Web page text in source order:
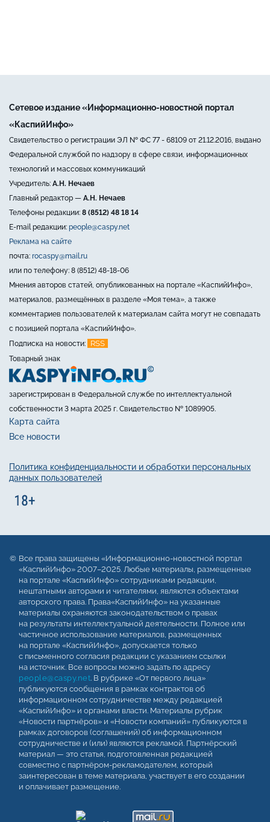
Сетевое издание «Информационно-новостной портал
«КаспийИнфо»
Свидетельство о регистрации ЭЛ № ФС 77 - 68109 от 21.12.2016, выдано
Федеральной службой по надзору в сфере связи, информационных
технологий и массовых коммуникаций
Учредитель: А.Н. Нечаев
Главный редактор — А.Н. Нечаев
Телефоны редакции: 8 (8512) 48 18 14
E-mail редакции: people@caspy.net
Реклама на сайте
почта: rocaspy@mail.ru
или по телефону: 8 (8512) 48-18-06
Мнения авторов статей, опубликованных на портале «КаспийИнфо»,
материалов, размещённых в разделе «Моя тема», а также
комментариев пользователей к материалам сайта могут не совпадать
с позицией портала «КаспийИнфо».
Подписка на новости:
RSS
Товарный знак
зарегистрирован в Федеральной службе по интеллектуальной
собственности 3 марта 2025 г. Свидетельство № 1089905.
Карта сайта
Все новости
Политика конфиденциальности и обработки персональных
данных пользователей
Все права защищены «Информационно-новостной портал
«КаспийИнфо» 2007–2025. Любые материалы, размещенные
на портале «КаспийИнфо» сотрудниками редакции,
нештатными авторами и читателями, являются объектами
авторского права. Права«КаспийИнфо» на указанные
материалы охраняются законодательством о правах
на результаты интеллектуальной деятельности. Полное или
частичное использование материалов, размещенных
на портале «КаспийИнфо», допускается только
с письменного согласия редакции с указанием ссылки
на источник. Все вопросы можно задать по адресу
people@caspy.net. В рубрике «От первого лица»
публикуются сообщения в рамках контрактов об
информационном сотрудничестве между редакцией
«КаспийИнфо» и органами власти. Материалы рубрик
«Новости партнёров» и «Новости компаний» публикуются в
рамках договоров (соглашений) об информационном
сотрудничестве и (или) являются рекламой. Партнёрский
материал — это статья, подготовленная редакцией
совместно с партнёром-рекламодателем, который
заинтересован в теме материала, участвует в его создании
и оплачивает размещение.